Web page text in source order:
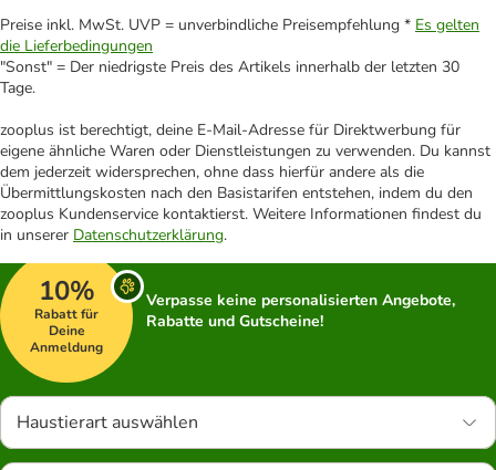
Preise inkl. MwSt. UVP = unverbindliche Preisempfehlung * Es gelten
die Lieferbedingungen
"Sonst" = Der niedrigste Preis des Artikels innerhalb der letzten 30
Tage.
zooplus ist berechtigt, deine E-Mail-Adresse für Direktwerbung für
eigene ähnliche Waren oder Dienstleistungen zu verwenden. Du kannst
dem jederzeit widersprechen, ohne dass hierfür andere als die
Übermittlungskosten nach den Basistarifen entstehen, indem du den
zooplus Kundenservice kontaktierst. Weitere Informationen findest du
in unserer Datenschutzerklärung.
10%
Rabatt für
Deine
Anmeldung
Verpasse keine personalisierten Angebote,
Rabatte und Gutscheine!
Haustierart auswählen